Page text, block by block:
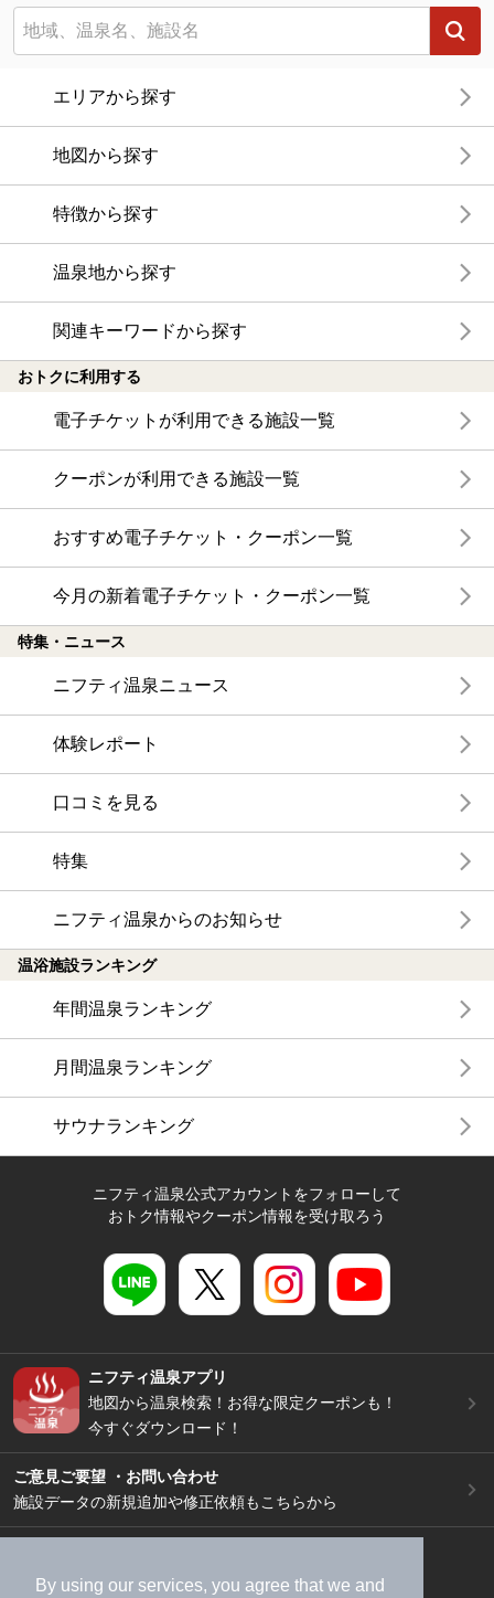
By using our services, you agree that we and
エリアから探す
地図から探す
特徴から探す
温泉地から探す
関連キーワードから探す
おトクに利用する
電子チケットが利用できる施設一覧
クーポンが利用できる施設一覧
おすすめ電子チケット・クーポン一覧
今月の新着電子チケット・クーポン一覧
特集・ニュース
ニフティ温泉ニュース
体験レポート
口コミを見る
特集
ニフティ温泉からのお知らせ
温浴施設ランキング
年間温泉ランキング
月間温泉ランキング
サウナランキング
ニフティ温泉公式アカウントをフォローして
おトク情報やクーポン情報を受け取ろう
ニフティ温泉アプリ
地図から温泉検索！お得な限定クーポンも！
今すぐダウンロード！
ご意見ご要望 ・お問い合わせ
施設データの新規追加や修正依頼もこちらから
加盟店募集（資料請求）
広告出稿のご案内